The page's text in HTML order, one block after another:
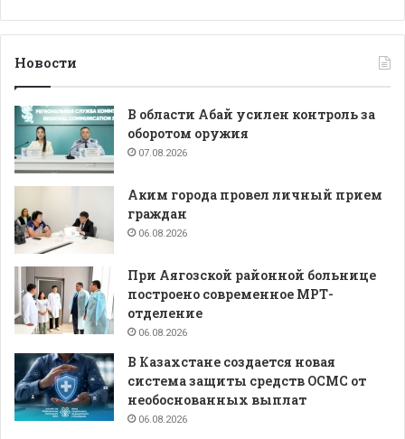
Новости
В области Абай усилен контроль за
оборотом оружия
07.08.2026
Аким города провел личный прием
граждан
06.08.2026
При Аягозской районной больнице
построено современное МРТ-
отделение
06.08.2026
В Казахстане создается новая
система защиты средств ОСМС от
необоснованных выплат
06.08.2026